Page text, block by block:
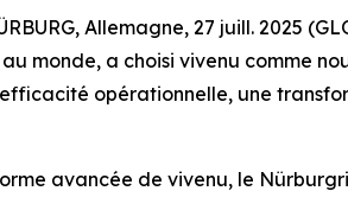
Allemagne, 27 juill. 2025
monde, a choisi vivenu comme
opérationnelle, une
avancée de vivenu, le